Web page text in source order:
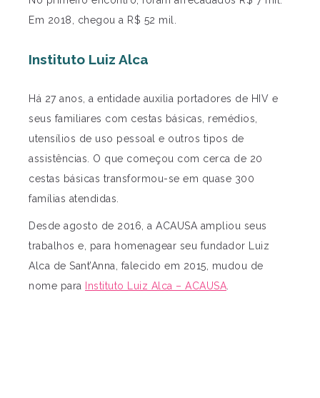
Em 2018, chegou a R$ 52 mil.
Instituto Luiz Alca
Há 27 anos, a entidade auxilia portadores de HIV e
seus familiares com cestas básicas, remédios,
utensílios de uso pessoal e outros tipos de
assistências. O que começou com cerca de 20
cestas básicas transformou-se em quase 300
famílias atendidas.
Desde agosto de 2016, a ACAUSA ampliou seus
trabalhos e, para homenagear seu fundador Luiz
Alca de Sant’Anna, falecido em 2015, mudou de
nome para
Instituto Luiz Alca – ACAUSA.